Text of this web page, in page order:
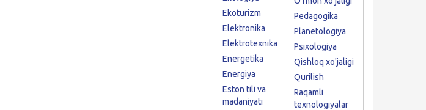
Ekoturizm
Elektronika
Elektrotexnika
Energetika
Energiya
Eston tili va
madaniyati
Pedagogika
Planetologiya
Psixologiya
Qishloq xo'jaligi
Qurilish
Raqamli
texnologiyalar